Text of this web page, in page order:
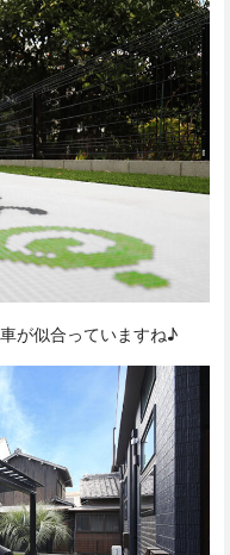
が似合っていますね♪